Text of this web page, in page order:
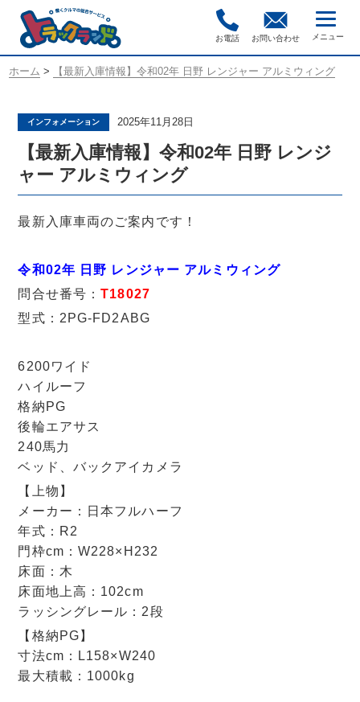
お電話 お問い合わせ
ホーム > 【最新入庫情報】令和02年 日野 レンジャー アルミウィング
インフォメーション 2025年11月28日
【最新入庫情報】令和02年 日野 レンジ
ャー アルミウィング
最新入庫車両のご案内です！
令和02年 日野 レンジャー アルミウィング
問合せ番号：T18027
型式：2PG-FD2ABG
6200ワイド
ハイルーフ
格納PG
後輪エアサス
240馬力
ベッド、バックアイカメラ
【上物】
メーカー：日本フルハーフ
年式：R2
門枠cm：W228×H232
床面：木
床面地上高：102cm
ラッシングレール：2段
【格納PG】
寸法cm：L158×W240
最大積載：1000kg